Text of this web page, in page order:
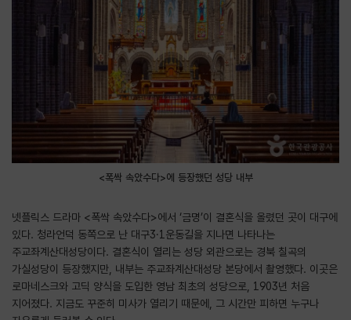
<폭싹 속았수다>에 등장했던 성당 내부
넷플릭스 드라마 <폭싹 속았수다>에서 ‘금명’이 결혼식을 올렸던 곳이 대구에
있다. 청라언덕 동쪽으로 난 대구3·1운동길을 지나면 나타나는
주교좌계산대성당이다. 결혼식이 열리는 성당 외관으로는 경북 칠곡의
가실성당이 등장했지만, 내부는 주교좌계산대성당 본당에서 촬영했다. 이곳은
로마네스크와 고딕 양식을 도입한 영남 최초의 성당으로, 1903년 처음
지어졌다. 지금도 꾸준히 미사가 열리기 때문에, 그 시간만 피하면 누구나